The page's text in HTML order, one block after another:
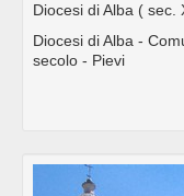
Diocesi di Alba ( sec.
Diocesi di Alba -
secolo - Pievi